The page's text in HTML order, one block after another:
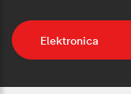
Elektronica